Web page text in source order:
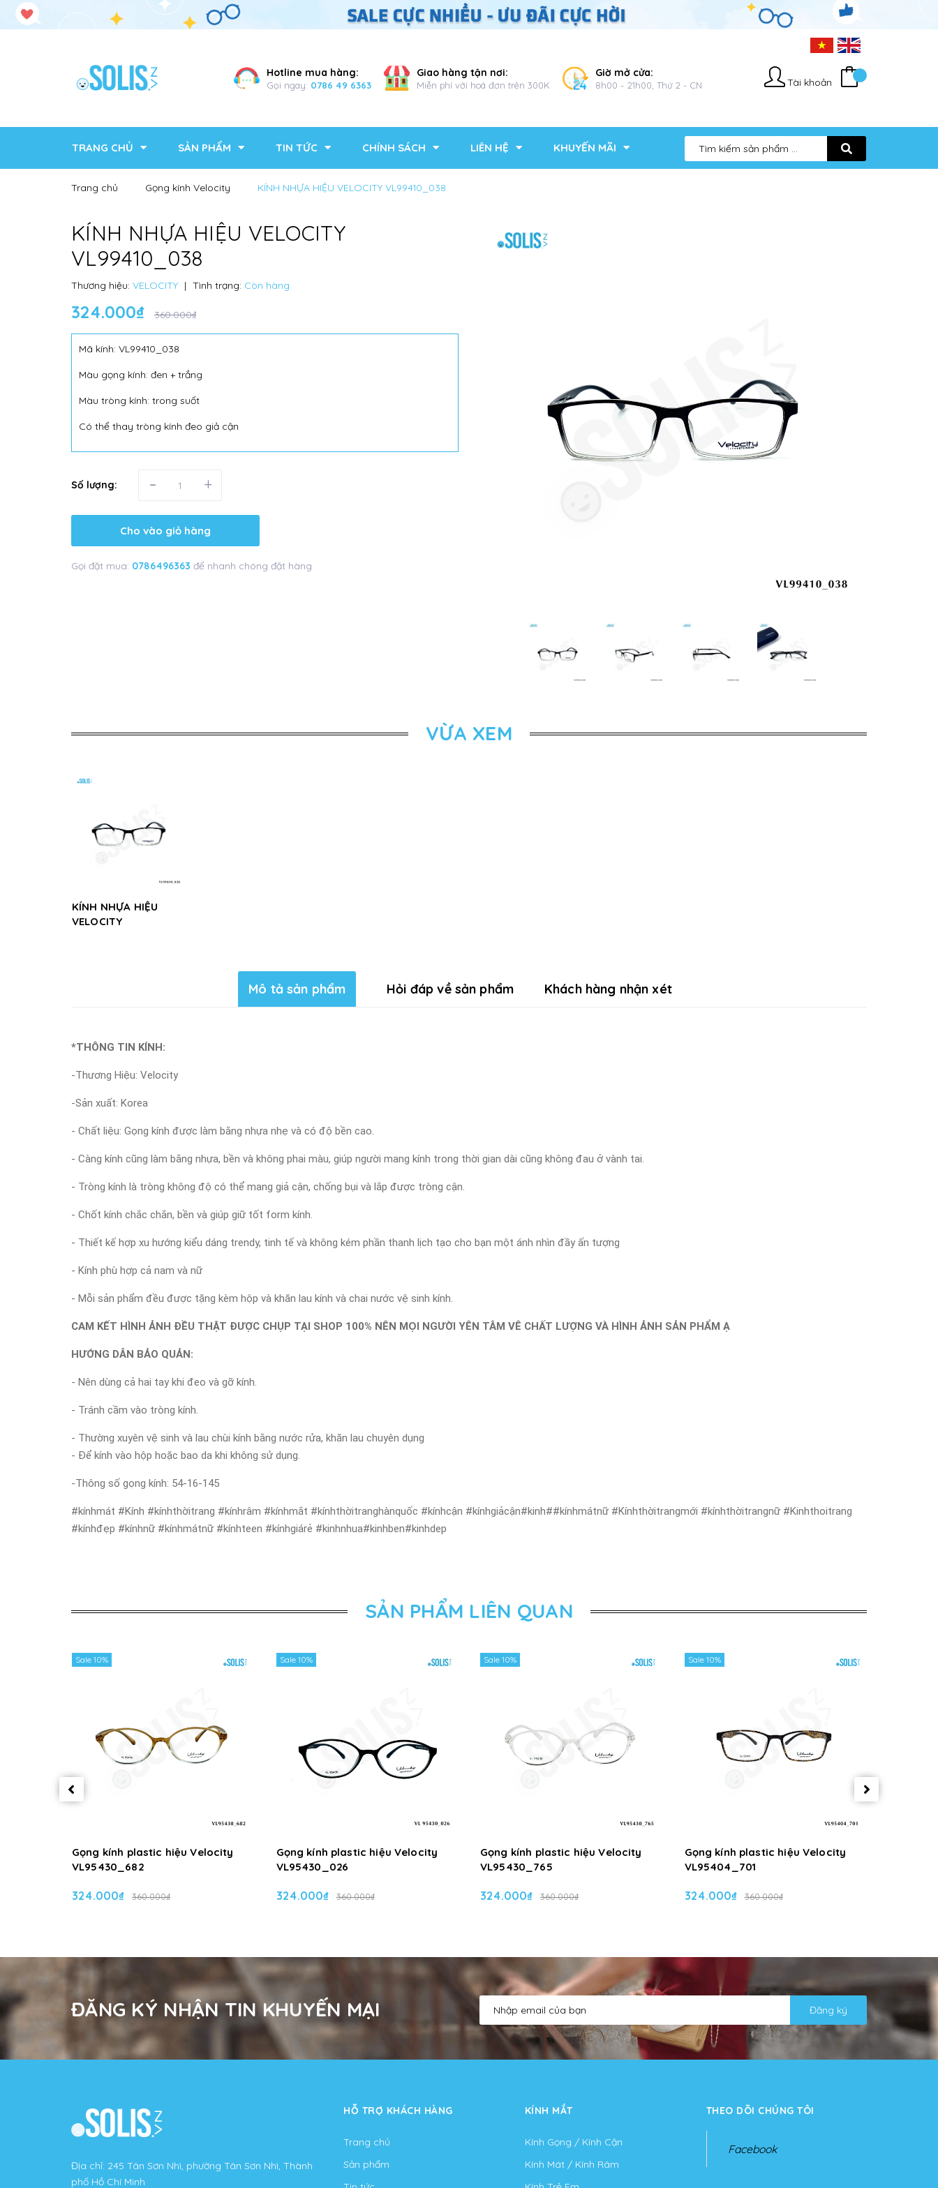
Hotline mua hàng:
Gọi ngay: 0786 49 6363
Giao hàng tận nơi:
Miễn phí với hoá đơn trên 300K
Giờ mở cửa:
8h00 - 21h00, Thứ 2 - CN Tài khoản
TRANG CHỦ SẢN PHẨM TIN TỨC CHÍNH SÁCH LIÊN HỆ KHUYẾN MÃI
Trang chủ Gọng kính Velocity KÍNH NHỰA HIỆU VELOCITY VL99410_038
KÍNH NHỰA HIỆU VELOCITY
VL99410_038
Thương hiệu: VELOCITY | Tình trạng: Còn hàng
324.000₫ 360.000₫
Mã kính: VL99410_038
Màu gọng kính: đen + trắng
Màu tròng kính: trong suốt
Có thể thay tròng kính đeo giả cận
Số lượng: - +
Cho vào giỏ hàng
Gọi đặt mua: 0786496363 để nhanh chóng đặt hàng
VỪA XEM
KÍNH NHỰA HIỆU
VELOCITY
Mô tả sản phẩm Hỏi đáp về sản phẩm Khách hàng nhận xét
*THÔNG TIN KÍNH:
-Thương Hiệu: Velocity
-Sản xuất: Korea
- Chất liệu: Gọng kính được làm bằng nhựa nhẹ và có độ bền cao.
- Càng kính cũng làm bằng nhựa, bền và không phai màu, giúp người mang kính trong thời gian dài cũng không đau ở vành tai.
- Tròng kính là tròng không độ có thể mang giả cận, chống bụi và lắp được tròng cận.
- Chốt kính chắc chắn, bền và giúp giữ tốt form kính.
- Thiết kế hợp xu hướng kiểu dáng trendy, tinh tế và không kém phần thanh lịch tạo cho bạn một ánh nhìn đầy ấn tượng
- Kính phù hợp cả nam và nữ
- Mỗi sản phẩm đều được tặng kèm hộp và khăn lau kính và chai nước vệ sinh kính.
CAM KẾT HÌNH ẢNH ĐỀU THẬT ĐƯỢC CHỤP TẠI SHOP 100% NÊN MỌI NGƯỜI YÊN TÂM VÊ CHẤT LƯỢNG VÀ HÌNH ẢNH SẢN PHẨM Ạ
HƯỚNG DẪN BẢO QUẢN:
- Nên dùng cả hai tay khi đeo và gỡ kính.
- Tránh cầm vào tròng kính.
- Thường xuyên vệ sinh và lau chùi kính bằng nước rửa, khăn lau chuyên dụng
- Để kính vào hộp hoặc bao da khi không sử dụng.
-Thông số gọng kính: 54-16-145
#kínhmát #Kính #kínhthờitrang #kínhrâm #kínhmắt #kínhthờitranghànquốc #kínhcận #kínhgiảcận#kinh##kínhmátnữ #Kínhthờitrangmới #kínhthờitrangnữ #Kinhthoitrang
#kínhđẹp #kínhnữ #kínhmátnữ #kínhteen #kínhgiárẻ #kinhnhua#kinhben#kinhdep
SẢN PHẨM LIÊN QUAN
Sale 10%
Gọng kính plastic hiệu Velocity
VL95430_682
324.000₫ 360.000₫
Sale 10%
Gọng kính plastic hiệu Velocity
VL95430_026
324.000₫ 360.000₫
Sale 10%
Gọng kính plastic hiệu Velocity
VL95430_765
324.000₫ 360.000₫
Sale 10%
Gọng kính plastic hiệu Velocity
VL95404_701
324.000₫ 360.000₫
ĐĂNG KÝ NHẬN TIN KHUYẾN MẠI Đăng ký
Địa chỉ: 245 Tân Sơn Nhì, phường Tân Sơn Nhì, Thành
phố Hồ Chí Minh
HỖ TRỢ KHÁCH HÀNG
Trang chủ
Sản phẩm
KÍNH MẮT
Kính Gọng / Kính Cận
Kính Mát / Kính Râm
THEO DÕI CHÚNG TÔI
Facebook